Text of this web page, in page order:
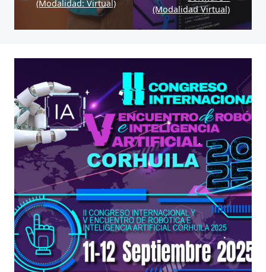
(Modalidad: Virtual)
(Modalidad Virtual)